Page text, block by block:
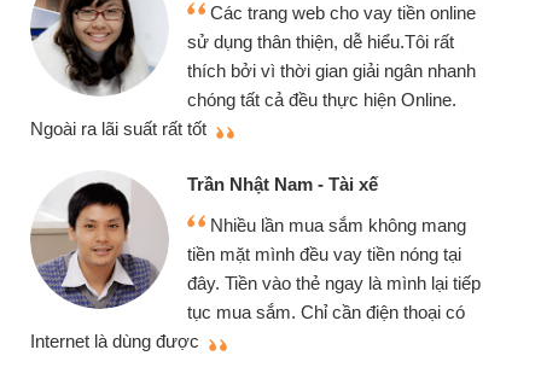
Các trang web cho vay tiền online
sử dụng thân thiện, dễ hiểu.Tôi rất
thích bởi vì thời gian giải ngân nhanh
chóng tất cả đều thực hiện Online.
Ngoài ra lãi suất rất tốt
Trần Nhật Nam - Tài xế
Nhiều lần mua sắm không mang
tiền mặt mình đều vay tiền nóng tại
đây. Tiền vào thẻ ngay là mình lại tiếp
tục mua sắm. Chỉ cần điện thoại có
Internet là dùng được